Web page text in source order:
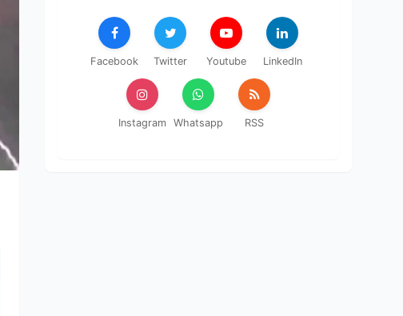
Facebook Twitter Youtube LinkedIn
Instagram Whatsapp RSS